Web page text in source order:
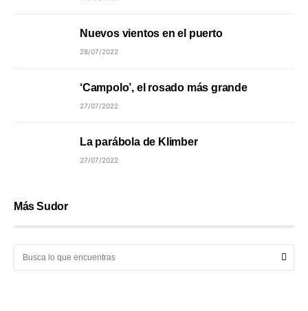
Nuevos vientos en el puerto
28/07/2022
‘Campolo’, el rosado más grande
27/07/2022
La parábola de Klimber
27/07/2022
Más Sudor